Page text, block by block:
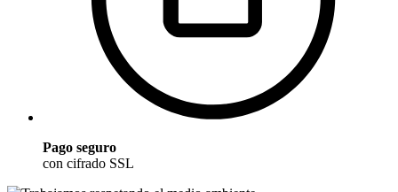
Pago seguro
con cifrado SSL